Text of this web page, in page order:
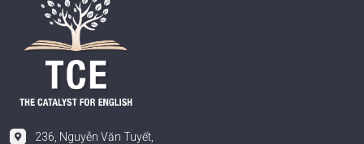
236, Nguyễn Văn Tuyết,